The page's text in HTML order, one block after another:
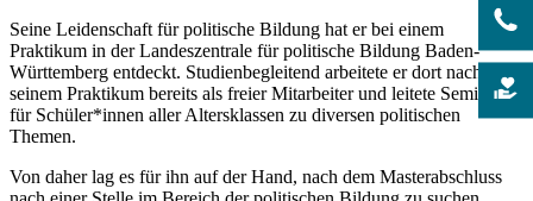
Seine Leidenschaft für politische Bildung hat er bei einem
Praktikum in der Landeszentrale für politische Bildung Baden-
Württemberg entdeckt. Studienbegleitend arbeitete er dort nach
seinem Praktikum bereits als freier Mitarbeiter und leitete Seminare
für Schüler*innen aller Altersklassen zu diversen politischen
Themen.
Von daher lag es für ihn auf der Hand, nach dem Masterabschluss